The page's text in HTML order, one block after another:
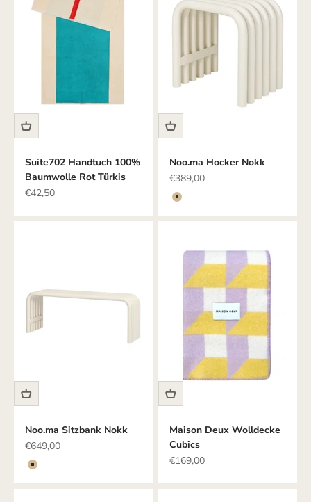
Suite702 Handtuch 100%
Baumwolle Rot Türkis
Angebot
€42,50
Noo.ma Hocker Nokk
Angebot
€389,00
Farbe
Beige
Noo.ma Sitzbank Nokk
Angebot
€649,00
Farbe
Beige
Maison Deux Wolldecke
Cubics
Angebot
€169,00